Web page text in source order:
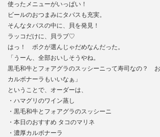
使ったメニューがいっぱい！
ビールのおつまみにタパスも充実。
そんなタパスの中に、貝を発見！
ラッコだけに、貝ラブ♡
はっ！ ボクが選んじゃだめなんだった。
「うーん、全部おいしそうやね。
黒毛和牛とフォアグラのスッシーニって寿司なの？ お
カルボナーラもいいなぁ」
ということで、オーダーは、
・ハマグリのワイン蒸し
・黒毛和牛とフォアグラのスッシーニ
・本日のおすすめ タコのマリネ
・濃厚カルボナーラ